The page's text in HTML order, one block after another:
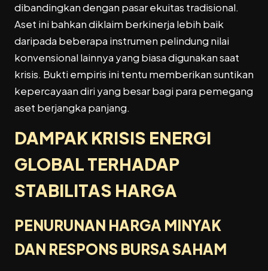
dibandingkan dengan pasar ekuitas tradisional.
Aset ini bahkan diklaim berkinerja lebih baik
daripada beberapa instrumen pelindung nilai
konvensional lainnya yang biasa digunakan saat
krisis. Bukti empiris ini tentu memberikan suntikan
kepercayaan diri yang besar bagi para pemegang
aset berjangka panjang.
DAMPAK KRISIS ENERGI
GLOBAL TERHADAP
STABILITAS HARGA
PENURUNAN HARGA MINYAK
DAN RESPONS BURSA SAHAM